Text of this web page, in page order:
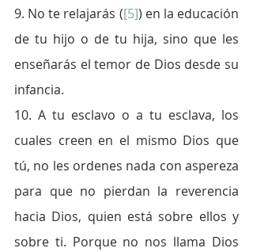
9. No te relajarás ([5]) en la educación
de tu hijo o de tu hija, sino que les
enseñarás el temor de Dios desde su
infancia.
10. A tu esclavo o a tu esclava, los
cuales creen en el mismo Dios que
tú, no les ordenes nada con aspereza
para que no pierdan la reverencia
hacia Dios, quien está sobre ellos y
sobre ti. Porque no nos llama Dios